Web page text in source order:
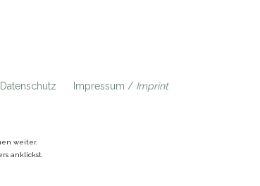
Datenschutz Impressum / Imprint
weiter.
anklickst.